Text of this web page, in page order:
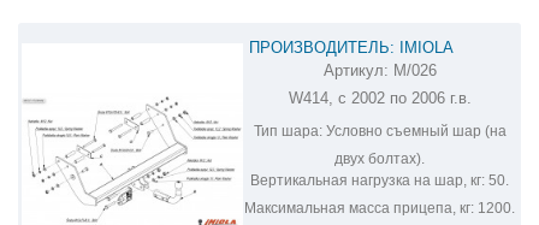
ПРОИЗВОДИТЕЛЬ: IMIOLA
ФАРКОП НА MERCEDES VANEO M/026
Артикул: M/026
W414, с 2002 по 2006 г.в.
Тип шара:Условно съемный шар (на
двух болтах).
Вертикальная нагрузка на шар, кг: 50.
Максимальная масса прицепа, кг: 1200.